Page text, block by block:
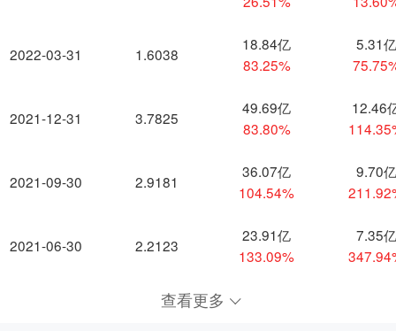
2022-03-31
2021-12-31
2021-09-30
2021-06-30
1.6038
18.84亿
83.25%
5.31亿
3.7825
49.69亿
83.80%
12.46
2.9181
36.07亿
104.54%
9.70亿
2.2123
23.91亿
133.09%
7.35亿
查看更多